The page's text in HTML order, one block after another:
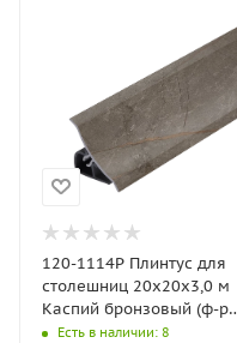
120-1114P Плинтус для
столешниц 20х20х3,0 м
Каспий бронзовый (ф-ра
33-161)
Есть в наличии: 8